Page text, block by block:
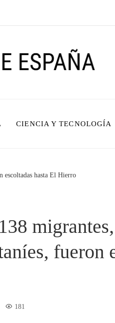
CIENCIA Y TECNOLOGÍA
escoltadas hasta El Hierro
fueron
181